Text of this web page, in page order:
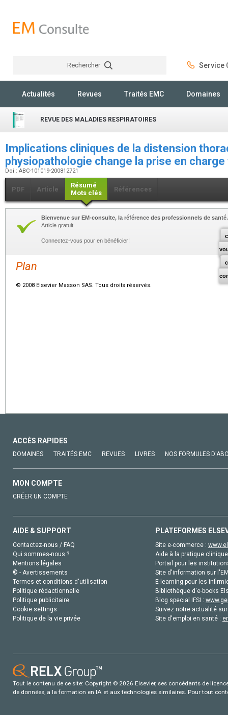
Rechercher Service
Actualités Revues Traités EMC Domaines
REVUE DES MALADIES RESPIRATOIRES
Implications cliniques de la distension
physiopathologie change la prise en
Doi : ABC-101019-200812721
PDF Article
Résumé
Mots clés
Références
Bienvenue sur EM-consulte, la référence des professionnels de santé.
Article gratuit.
Connectez-vous pour en bénéficier!
Plan
© 2008 Elsevier Masson SAS. Tous droits réservés.
ACCÈS RAPIDES
DOMAINES TRAITÉS EMC REVUES LIVRES NOS FORMULES
MON COMPTE
CRÉER UN COMPTE
AIDE & SUPPORT
Contactez-nous / FAQ
Qui sommes-nous ?
Mentions légales
© - Avertissements
Termes et conditions d'utilisation
Politique rédactionnelle
Politique publicitaire
Cookie settings
Politique de la vie privée
PLATEFORMES
Site e-commerce :
Aide à la pratique
Portail pour les
Site d'information sur
E-learning pour les
Bibliothèque d'e-books
Blog special IFSI :
Suivez notre actualité
Site d'emploi en santé :
Tout le contenu de ce site: Copyright © 2026 Elsevier, ses concédants de
de données, a la formation en IA et aux technologies similaires. Pour tout